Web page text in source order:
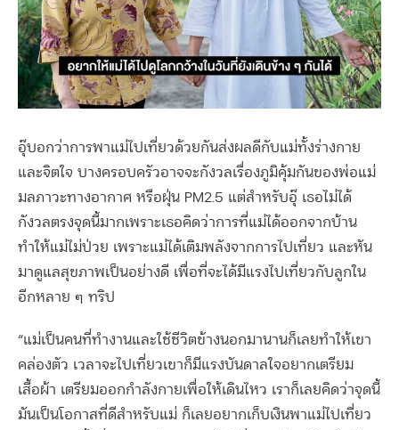
อุ๊บอกว่าการพาแม่ไปเที่ยวด้วยกันส่งผลดีกับแม่ทั้งร่างกาย
และจิตใจ บางครอบครัวอาจจะกังวลเรื่องภูมิคุ้มกันของพ่อแม่
มลภาวะทางอากาศ หรือฝุ่น PM2.5 แต่สำหรับอุ๊ เธอไม่ได้
กังวลตรงจุดนี้มากเพราะเธอคิดว่าการที่แม่ได้ออกจากบ้าน
ทำให้แม่ไม่ป่วย เพราะแม่ได้เติมพลังจากการไปเที่ยว และหัน
มาดูแลสุขภาพเป็นอย่างดี เพื่อที่จะได้มีแรงไปเที่ยวกับลูกใน
อีกหลาย ๆ ทริป
“แม่เป็นคนที่ทำงานและใช้ชีวิตข้างนอกมานานก็เลยทำให้เขา
คล่องตัว เวลาจะไปเที่ยวเขาก็มีแรงบันดาลใจอยากเตรียม
เสื้อผ้า เตรียมออกกำลังกายเพื่อให้เดินไหว เราก็เลยคิดว่าจุดนี้
มันเป็นโอกาสที่ดีสำหรับแม่ ก็เลยอยากเก็บเงินพาแม่ไปเที่ยว